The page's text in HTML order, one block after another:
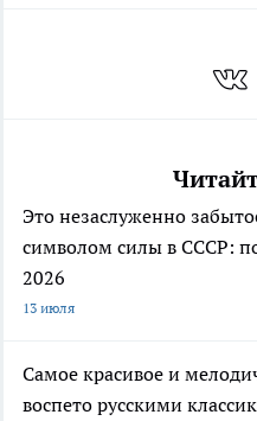
Это незаслуженно
символом силы в СССР:
2026
13 июля
Самое красивое и
воспето русскими